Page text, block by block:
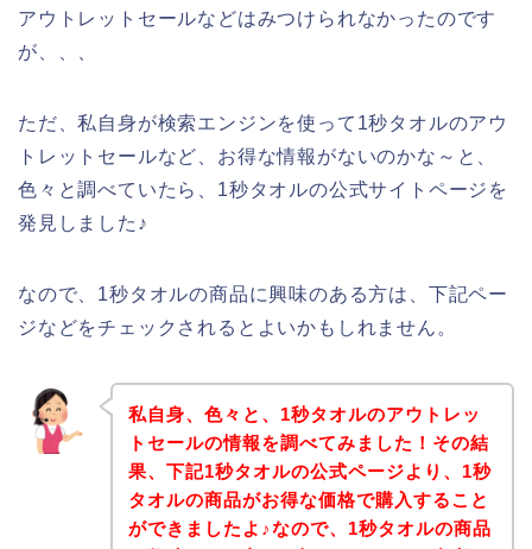
アウトレットセールなどはみつけられなかったのです
が、、、
ただ、私自身が検索エンジンを使って1秒タオルのアウ
トレットセールなど、お得な情報がないのかな～と、
色々と調べていたら、1秒タオルの公式サイトページを
発見しました♪
なので、1秒タオルの商品に興味のある方は、下記ペー
ジなどをチェックされるとよいかもしれません。
私自身、色々と、1秒タオルのアウトレッ
トセールの情報を調べてみました！その結
果、下記1秒タオルの公式ページより、1秒
タオルの商品がお得な価格で購入すること
ができましたよ♪なので、1秒タオルの商品